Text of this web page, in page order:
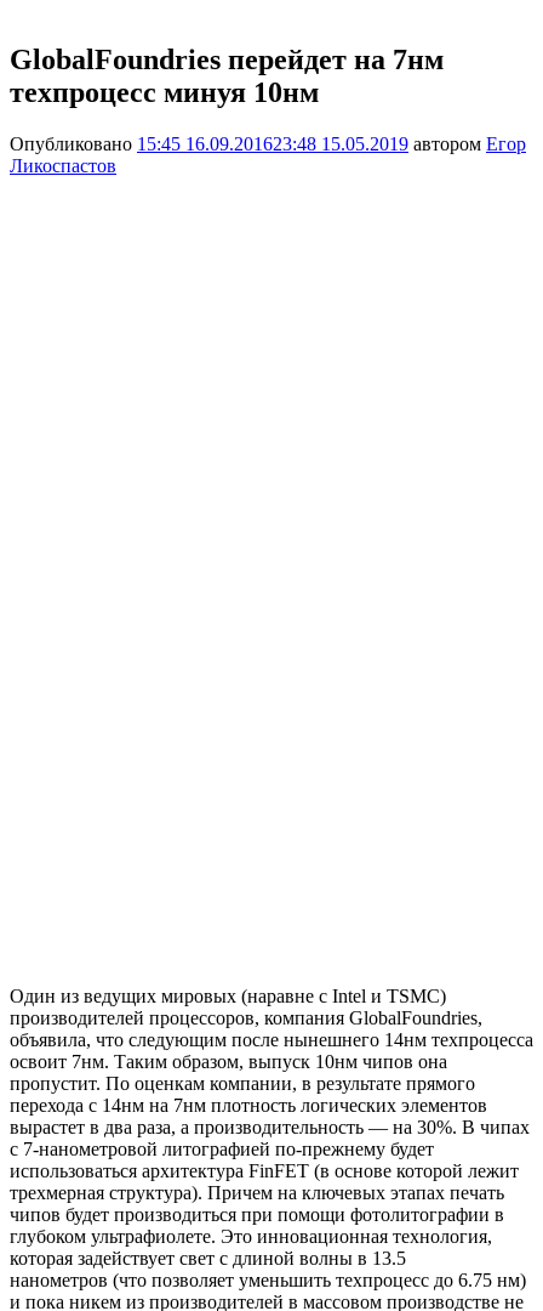
GlobalFoundries перейдет на 7нм
техпроцесс минуя 10нм
Опубликовано 15:45 16.09.201623:48 15.05.2019 автором Егор
Ликоспастов
Один из ведущих мировых (наравне с Intel и TSMC)
производителей процессоров, компания GlobalFoundries,
объявила, что следующим после нынешнего 14нм техпроцесса
освоит 7нм. Таким образом, выпуск 10нм чипов она
пропустит. По оценкам компании, в результате прямого
перехода с 14нм на 7нм плотность логических элементов
вырастет в два раза, а производительность — на 30%. В чипах
с 7-нанометровой литографией по-прежнему будет
использоваться архитектура FinFET (в основе которой лежит
трехмерная структура). Причем на ключевых этапах печать
чипов будет производиться при помощи фотолитографии в
глубоком ультрафиолете. Это инновационная технология,
которая задействует свет с длиной волны в 13.5
нанометров (что позволяет уменьшить техпроцесс до 6.75 нм)
и пока никем из производителей в массовом производстве не